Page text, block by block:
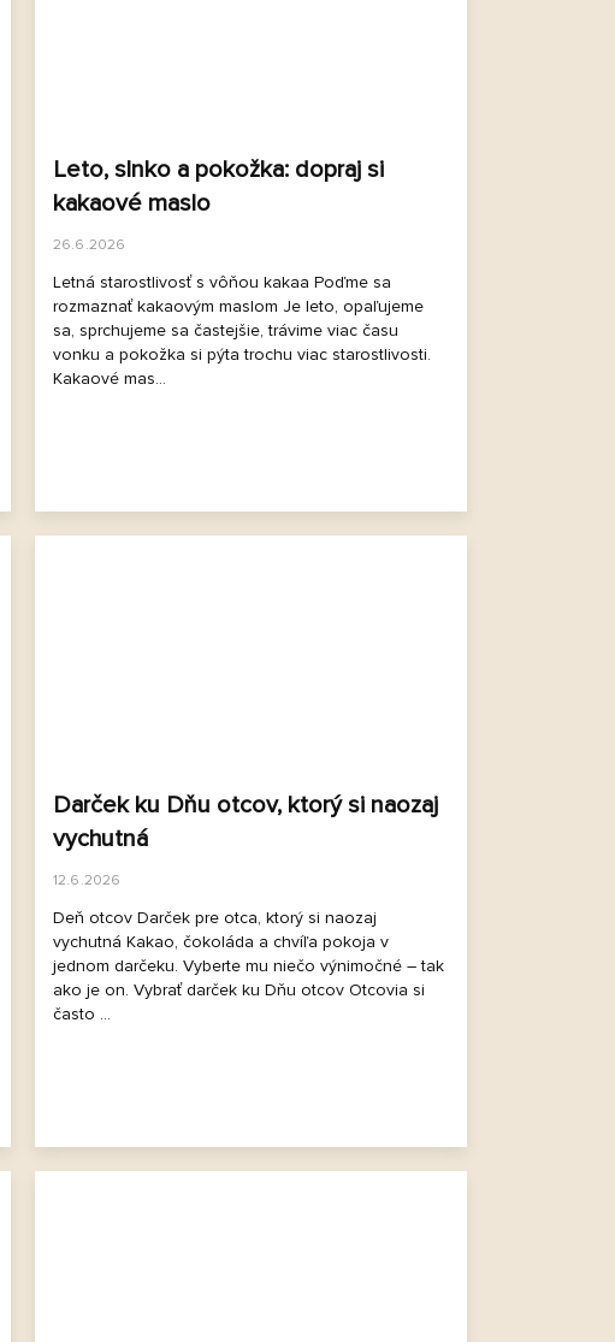
Leto, slnko a pokožka: dopraj si
kakaové maslo
26.6.2026
Letná starostlivosť s vôňou kakaa Poďme sa
rozmaznať kakaovým maslom Je leto, opaľujeme
sa, sprchujeme sa častejšie, trávime viac času
vonku a pokožka si pýta trochu viac starostlivosti.
Kakaové mas...
Darček ku Dňu otcov, ktorý si naozaj
vychutná
12.6.2026
Deň otcov Darček pre otca, ktorý si naozaj
vychutná Kakao, čokoláda a chvíľa pokoja v
jednom darčeku. Vyberte mu niečo výnimočné – tak
ako je on. Vybrať darček ku Dňu otcov Otcovia si
často ...